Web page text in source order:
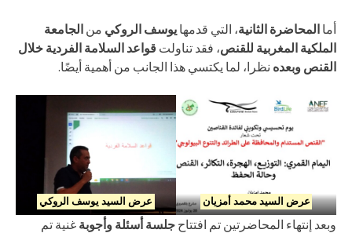
أما المحاضرة الثانية، التي قدمها يوسف الروكي من الجامعة
الملكية المغربية للقنص، فقد تناولت قواعد السلامة الفردية خلال
القنص وبعده نظرا، لما يكتسي هذا الجانب من أهمية أيضًا.
عرض السيد يوسف الروكي عرض السيد محمد أمزيان
وبعد إنتهاء المحاضرتين تم افتتاح جلسة أسئلة وأجوبة غنية تم